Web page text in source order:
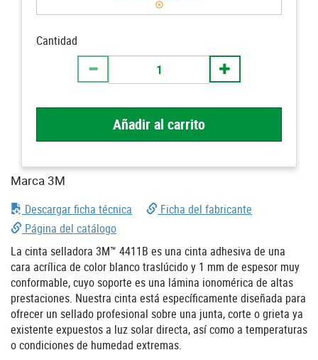
Cantidad
Añadir al carrito
Marca 3M
Descargar ficha técnica
Ficha del fabricante
Página del catálogo
La cinta selladora 3M™ 4411B es una cinta adhesiva de una
cara acrílica de color blanco traslúcido y 1 mm de espesor muy
conformable, cuyo soporte es una lámina ionomérica de altas
prestaciones. Nuestra cinta está específicamente diseñada para
ofrecer un sellado profesional sobre una junta, corte o grieta ya
existente expuestos a luz solar directa, así como a temperaturas
o condiciones de humedad extremas.